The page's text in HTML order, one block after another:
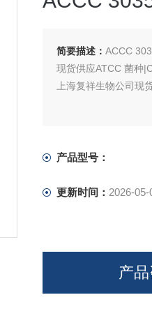
简要描述： ACCC
现货供应ATCC 菌种
上海复祥生物公司现
产品型号：
更新时间： 2026-05-
产